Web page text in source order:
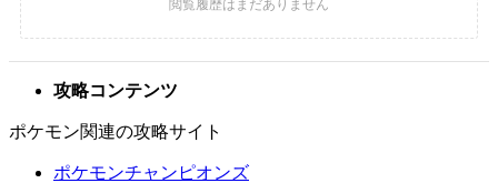
攻略コンテンツ
ポケモン関連の攻略サイト
ポケモンチャンピオンズ